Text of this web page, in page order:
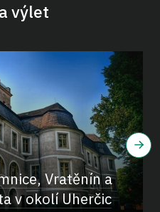
výlet
Vratěnín a
v okolí Uherčic